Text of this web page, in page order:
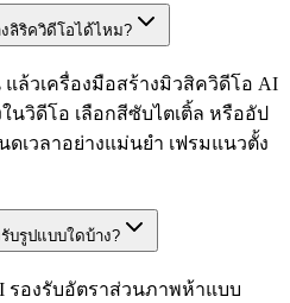
ลิริควิดีโอได้ไหม?
แล้วเครื่องมือสร้างมิวสิควิดีโอ AI
นวิดีโอ เลือกสีซับไตเติ้ล หรืออัป
ดเวลาอย่างแม่นยำ เฟรมแนวตั้ง
บรูปแบบใดบ้าง?
รองรับอัตราส่วนภาพห้าแบบ